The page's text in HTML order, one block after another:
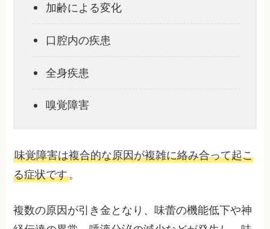
加齢による変化
口腔内の疾患
全身疾患
嗅覚障害
味覚障害は複合的な原因が複雑に絡み合って起こ
る症状です。
複数の原因が引き金となり、味蕾の機能低下や神